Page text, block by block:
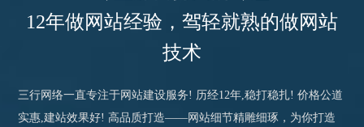
12年做网站经验，驾轻就熟的做网站
技术
三行网络一直专注于网站建设服务! 历经12年,稳打稳扎! 价格公道
实惠,建站效果好! 高品质打造——网站细节精雕细琢，为你打造